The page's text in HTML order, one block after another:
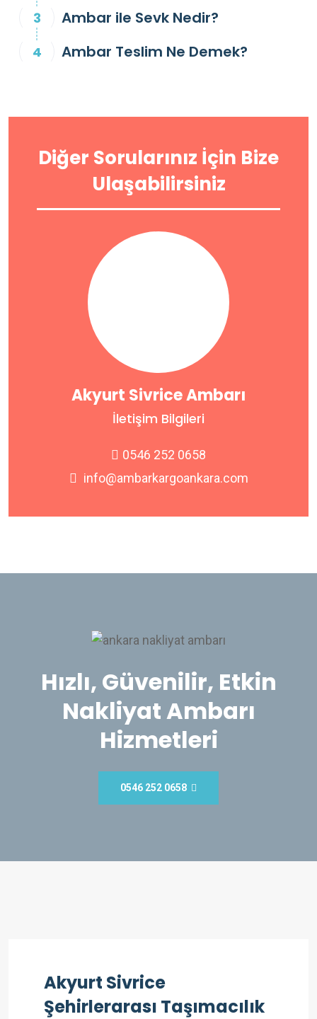
Ambar ile Sevk Nedir?
Ambar Teslim Ne Demek?
Diğer Sorularınız İçin Bize
Ulaşabilirsiniz
Akyurt Sivrice Ambarı
İletişim Bilgileri
0546 252 0658
info@ambarkargoankara.com
Hızlı, Güvenilir, Etkin
Nakliyat Ambarı
Hizmetleri
0546 252 0658
Akyurt Sivrice
Şehirlerarası Taşımacılık